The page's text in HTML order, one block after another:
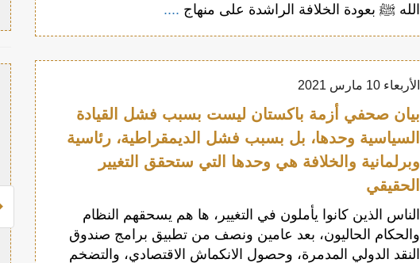
الله ﷺ بعودة الخلافة الراشدة على منهاج ....
الأربعاء 10 مارس 2021
بيان صحفي أزمة باكستان ليست بسبب فشل القيادة
السياسية وحدها، بل بسبب فشل الديمقراطية، رئاسية
وبرلمانية والخلافة هي وحدها التي ستحقق التغيير
الحقيقي
الناس الذين كانوا يأملون في التغيير، ها هم يسحقهم النظام
والحكام الحاليون، بعد عامين ونصف من تطبيق برامج صندوق
النقد الدولي المدمرة، وحصول الانكماش الاقتصادي، والتضخم